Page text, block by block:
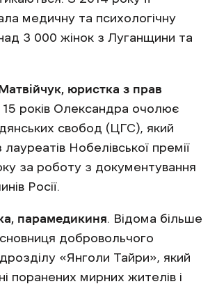
медичну та психологічну
3 000 жінок з Луганщини та
юристка з прав
років Олександра очолює
свобод (ЦГС), який
Нобелівської премії
за роботу з документування
Росії.
парамедикиня. Відома більше
добровольчого
«Янголи Тайри», який
поранених мирних жителів і